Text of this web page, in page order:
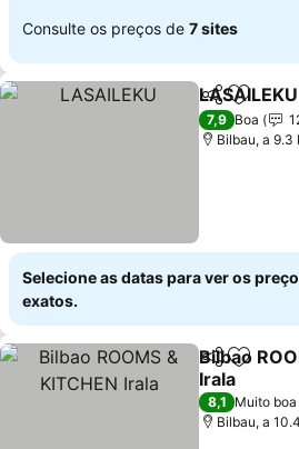
Consulte os preços de 7 sites
Partilhar
LASAILEKU
7,9 Boa
Bilbau, a 9.3
Selecione as datas para ver os
exatos.
Partilhar
Bilbao
Irala
Ver preços
8,1 Muito boa
Bilbau, a